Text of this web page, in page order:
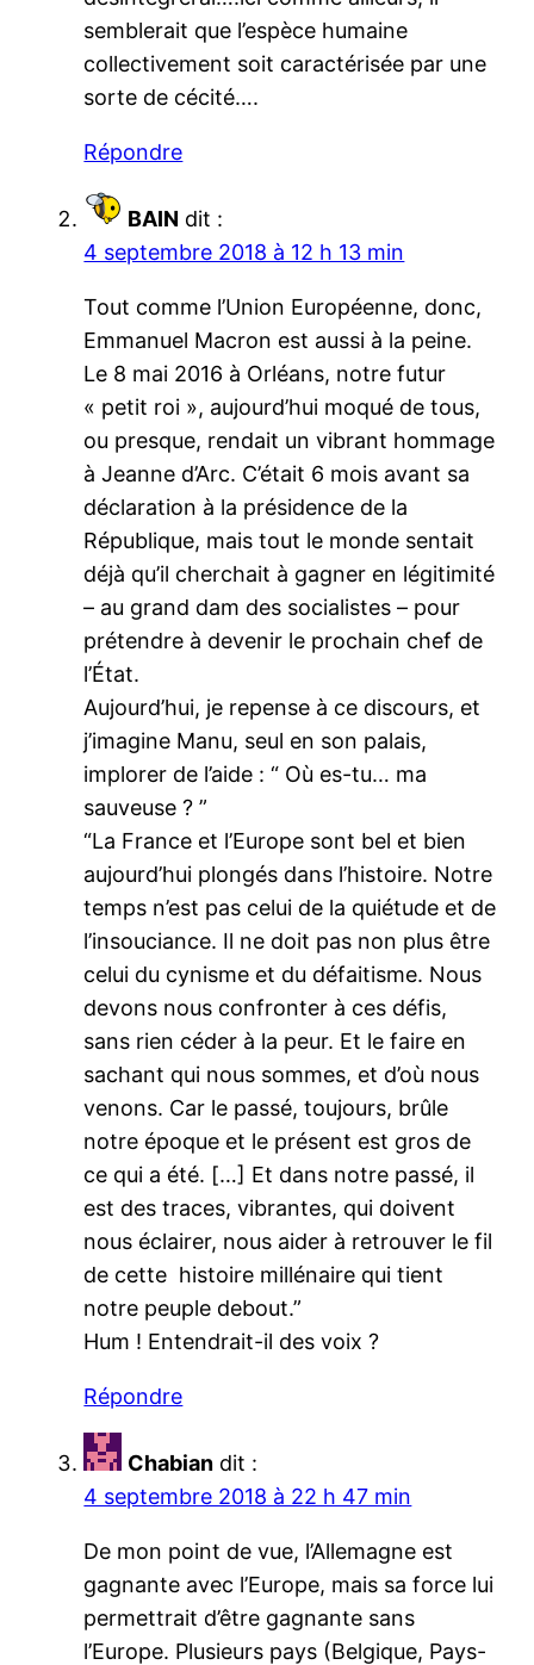
semblerait que l’espèce humaine
collectivement soit caractérisée par une
sorte de cécité….
Répondre
BAIN dit :
4 septembre 2018 à 12 h 13 min
Tout comme l’Union Européenne, donc,
Emmanuel Macron est aussi à la peine.
Le 8 mai 2016 à Orléans, notre futur
« petit roi », aujourd’hui moqué de tous,
ou presque, rendait un vibrant hommage
à Jeanne d’Arc. C’était 6 mois avant sa
déclaration à la présidence de la
République, mais tout le monde sentait
déjà qu’il cherchait à gagner en légitimité
– au grand dam des socialistes – pour
prétendre à devenir le prochain chef de
l’État.
Aujourd’hui, je repense à ce discours, et
j’imagine Manu, seul en son palais,
implorer de l’aide : “ Où es-tu… ma
sauveuse ? ”
“La France et l’Europe sont bel et bien
aujourd’hui plongés dans l’histoire. Notre
temps n’est pas celui de la quiétude et de
l’insouciance. Il ne doit pas non plus être
celui du cynisme et du défaitisme. Nous
devons nous confronter à ces défis,
sans rien céder à la peur. Et le faire en
sachant qui nous sommes, et d’où nous
venons. Car le passé, toujours, brûle
notre époque et le présent est gros de
ce qui a été. […] Et dans notre passé, il
est des traces, vibrantes, qui doivent
nous éclairer, nous aider à retrouver le fil
de cette histoire millénaire qui tient
notre peuple debout.”
Hum ! Entendrait-il des voix ?
Répondre
Chabian dit :
4 septembre 2018 à 22 h 47 min
De mon point de vue, l’Allemagne est
gagnante avec l’Europe, mais sa force lui
permettrait d’être gagnante sans
l’Europe. Plusieurs pays (Belgique, Pays-